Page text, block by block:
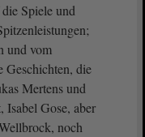
Spiele und
und vom
Geschichten, die
Mertens und
Gose, aber
noch